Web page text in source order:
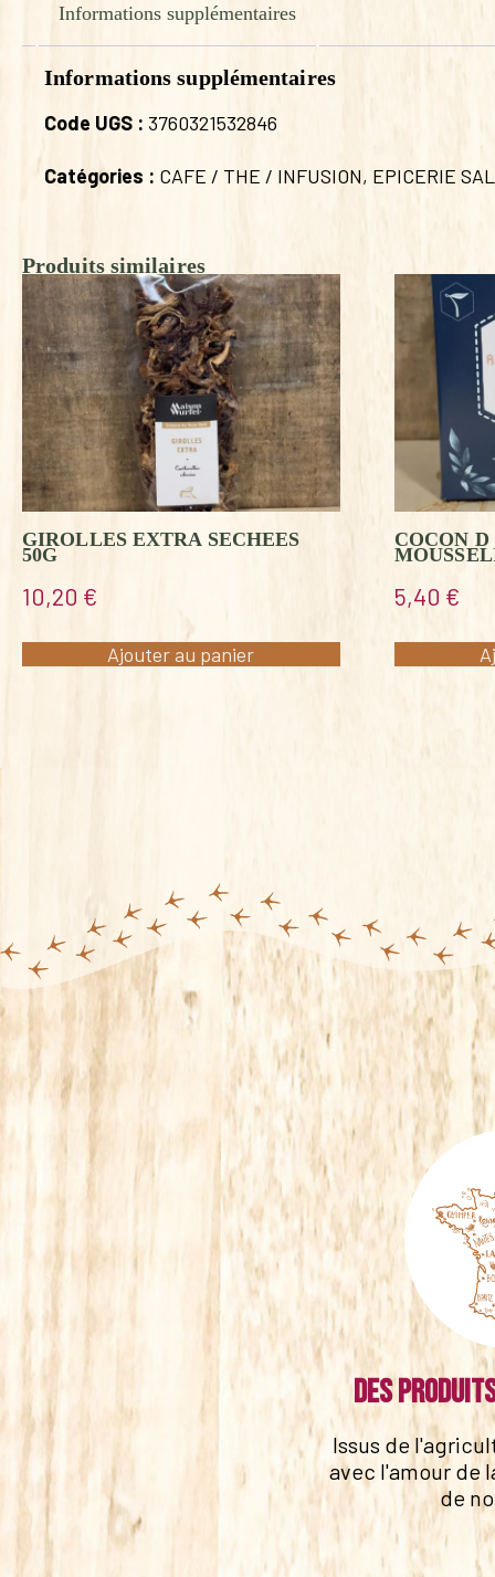
Informations supplémentaires
Informations supplémentaires
Code UGS : 3760321532846
Catégories : CAFE / THE / INFUSION, EPICERIE
Produits similaires
GIROLLES EXTRA SECHEES
50G
10,20 €
Ajouter au panier
COCON
5,40 €
Des
Issus de
avec l'amour de
de